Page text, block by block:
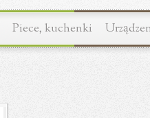
Piece, kuchenki